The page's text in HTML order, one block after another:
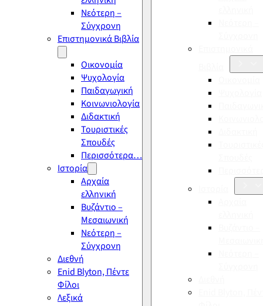
Νεότερη –
Σύγχρονη
Επιστημονικά Βιβλία
Οικονομία
Ψυχολογία
Παιδαγωγική
Κοινωνιολογία
Διδακτική
Τουριστικές
Σπουδές
Περισσότερα…
Ιστορία
Αρχαία
ελληνική
Βυζάντιο –
Μεσαιωνική
Νεότερη –
Σύγχρονη
Διεθνή
Enid Blyton, Πέντε
Φίλοι
Λεξικά